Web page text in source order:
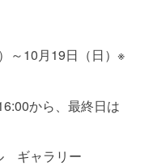
～10月19日（日）※
から、最終日は
ギャラリー